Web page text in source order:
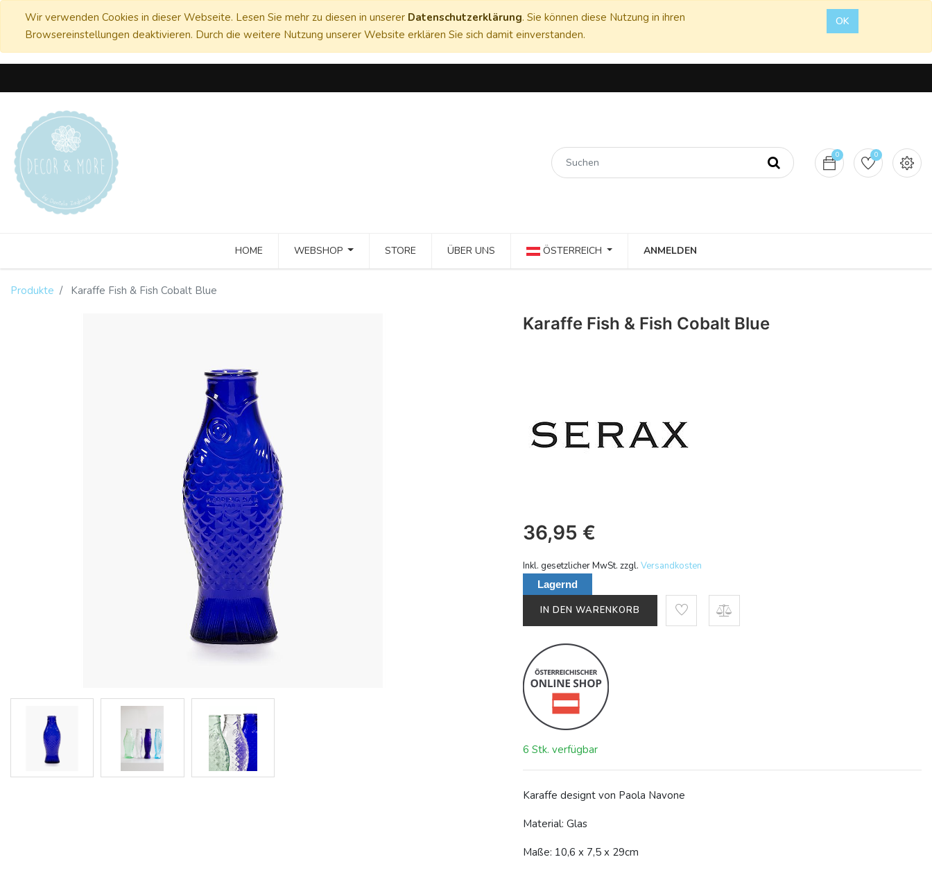
Wir verwenden Cookies in dieser Webseite. Lesen Sie mehr zu diesen in unserer Datenschutzerklärung. Sie können diese Nutzung in ihren
Browsereinstellungen deaktivieren. Durch die weitere Nutzung unserer Website erklären Sie sich damit einverstanden.
OK
0 0
HOME WEBSHOP STORE ÜBER UNS ÖSTERREICH ANMELDEN
Produkte Karaffe Fish & Fish Cobalt Blue
Karaffe Fish & Fish Cobalt Blue
36,95 €
Inkl. gesetzlicher MwSt. zzgl.Versandkosten
Lagernd
IN DEN WARENKORB
6 Stk. verfügbar
Karaffe designt von Paola Navone
Material: Glas
Maße: 10,6 x 7,5 x 29cm